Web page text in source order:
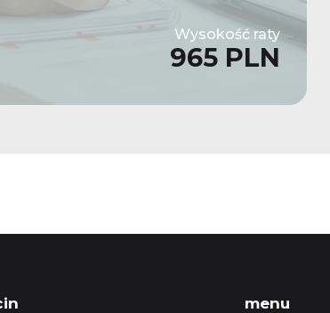
Wysokość raty
965 PLN
menu